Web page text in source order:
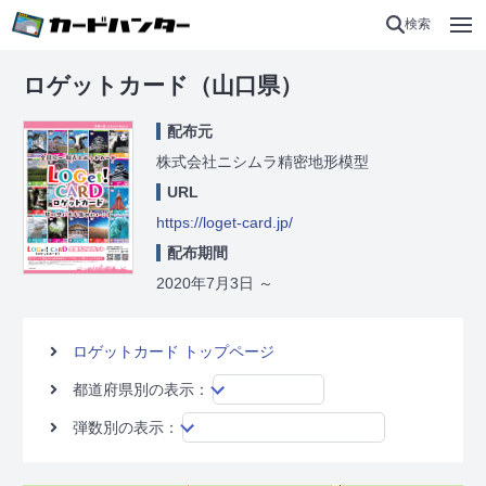
検索
ロゲットカード（山口県）
配布元
株式会社ニシムラ精密地形模型
URL
https://loget-card.jp/
配布期間
2020年7月3日 ～
ロゲットカード トップページ
都道府県別の表示：
弾数別の表示：